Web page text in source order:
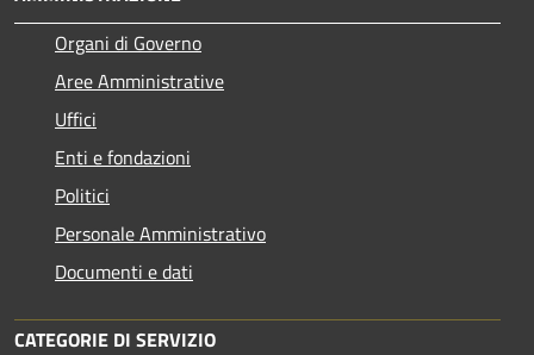
Organi di Governo
Aree Amministrative
Uffici
Enti e fondazioni
Politici
Personale Amministrativo
Documenti e dati
CATEGORIE DI SERVIZIO